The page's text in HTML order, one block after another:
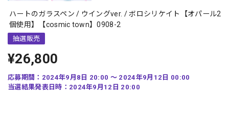
ハートのガラスペン / ウイングver. / ボロシリケイト【オパール2
個使用】【cosmic town】0908-2
抽選販売
¥26,800
応募期間：2024年9月8日 20:00 〜 2024年9月12日 00:00
当選結果発表日時：2024年9月12日 20:00